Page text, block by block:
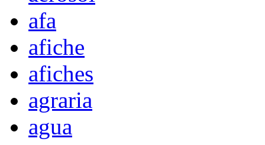
afa
afiche
afiches
agraria
agua